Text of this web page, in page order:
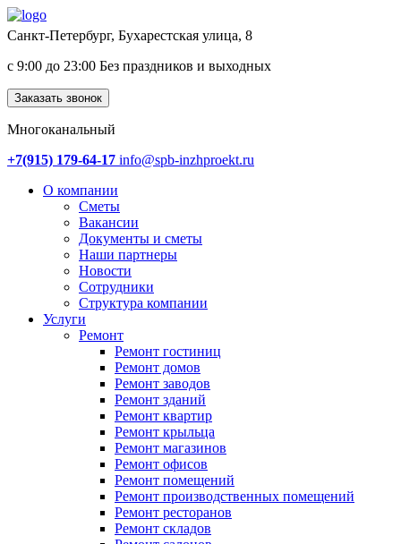
Санкт-Петербург, Бухарестская улица, 8
с 9:00 до 23:00 Без праздников и выходных
Заказать звонок
Многоканальный
+7(915) 179-64-17 info@spb-inzhproekt.ru
О компании
Сметы
Вакансии
Документы и сметы
Наши партнеры
Новости
Сотрудники
Структура компании
Услуги
Ремонт
Ремонт гостиниц
Ремонт домов
Ремонт заводов
Ремонт зданий
Ремонт квартир
Ремонт крыльца
Ремонт магазинов
Ремонт офисов
Ремонт помещений
Ремонт производственных помещений
Ремонт ресторанов
Ремонт складов